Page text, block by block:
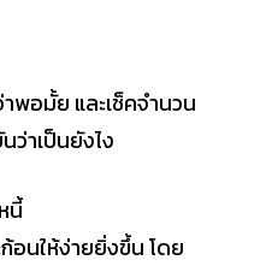
พอมั้ย และเช็คจำนวน
าเป็นยังไง
นี้
อนให้ง่ายยิ่งขึ้น โดย